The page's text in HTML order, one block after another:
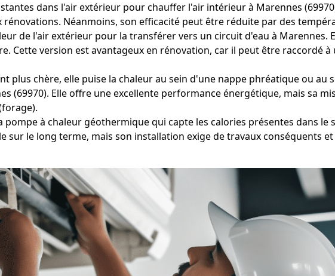
dans l'air extérieur pour chauffer l'air intérieur à Marennes
Néanmoins, son efficacité peut être réduite par des
de l'air extérieur pour la transférer vers un circuit d'eau à Marennes.
Cette version est avantageux en rénovation, car il peut être raccordé
plus chère, elle puise la chaleur au sein d'une nappe phréatique ou au
(69970). Elle offre une excellente performance énergétique, mais sa
pompe à chaleur géothermique qui capte les calories présentes dans le
sur le long terme, mais son installation exige de travaux conséquents